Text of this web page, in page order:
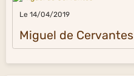
Le 14/04/2019
Miguel de Cervantes